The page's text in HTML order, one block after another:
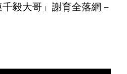
毅大哥」謝育全落網－